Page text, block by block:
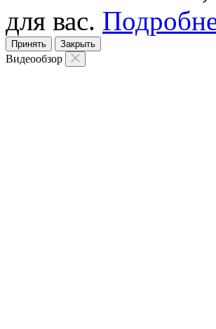
для вас.
Принять Закрыть
Видеообзор